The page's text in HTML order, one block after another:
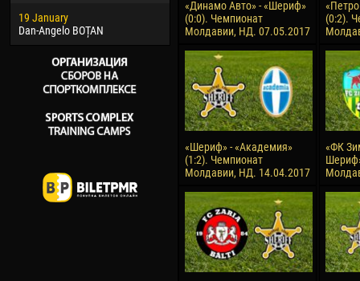
19 January
Dan-Angelo BOȚAN
28 March
Raí LOPES DE OLIVEIRA
15
Ivan
«Динамо Авто» - «Шериф»
(0:0). Чемпионат
Молдавии, НД. 07.05.2017
(0:2).
«Шериф» - «Академия»
(1:2). Чемпионат
Молдавии, НД. 14.04.2017
«ФК